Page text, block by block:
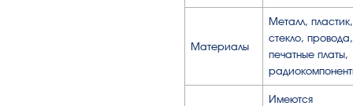
Материалы
Металл, пластик,
стекло, провода,
печатные платы,
Имеются